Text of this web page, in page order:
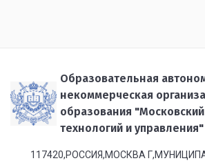
Образовательная
некоммерческая
образования "Московский
технологий и управления"
117420,РОССИЯ,МОСКВА